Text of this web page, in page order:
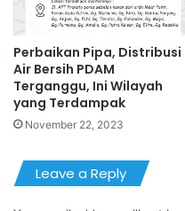
Perbaikan Pipa, Distribusi
Air Bersih PDAM
Terganggu, Ini Wilayah
yang Terdampak
November 22, 2023
Leave a Reply